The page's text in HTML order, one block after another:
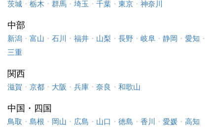
茨城 ・ 栃木 ・ 群馬 ・ 埼玉 ・ 千葉 ・ 東京 ・ 神奈川
中部
新潟 ・ 富山 ・ 石川 ・ 福井 ・ 山梨 ・ 長野 ・ 岐阜 ・ 静岡 ・ 愛知 ・
三重
関西
滋賀 ・ 京都 ・ 大阪 ・ 兵庫 ・ 奈良 ・ 和歌山
中国・四国
鳥取 ・ 島根 ・ 岡山 ・ 広島 ・ 山口 ・ 徳島 ・ 香川 ・ 愛媛 ・ 高知